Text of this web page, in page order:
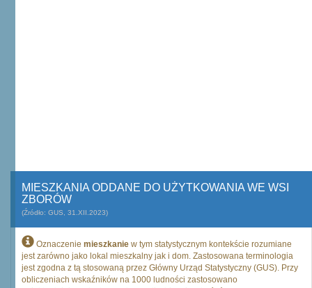
MIESZKANIA ODDANE DO UŻYTKOWANIA WE WSI
ZBORÓW
(Źródło: GUS, 31.XII.2023)
Oznaczenie mieszkanie w tym statystycznym kontekście rozumiane
jest zarówno jako lokal mieszkalny jak i dom. Zastosowana terminologia
jest zgodna z tą stosowaną przez Główny Urząd Statystyczny (GUS). Przy
obliczeniach wskaźników na 1000 ludności zastosowano